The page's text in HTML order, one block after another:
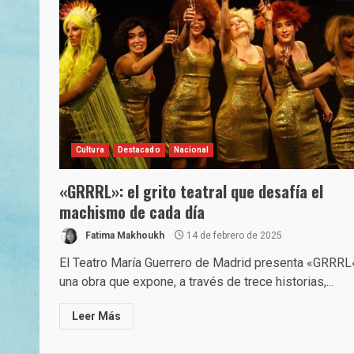
Cultura Destacado Nacional
«GRRRL»: el grito teatral que desafía el
machismo de cada día
Fatima Makhoukh 14 de febrero de 2025
El Teatro María Guerrero de Madrid presenta
una obra que expone, a través de trece historias,...
Leer Más